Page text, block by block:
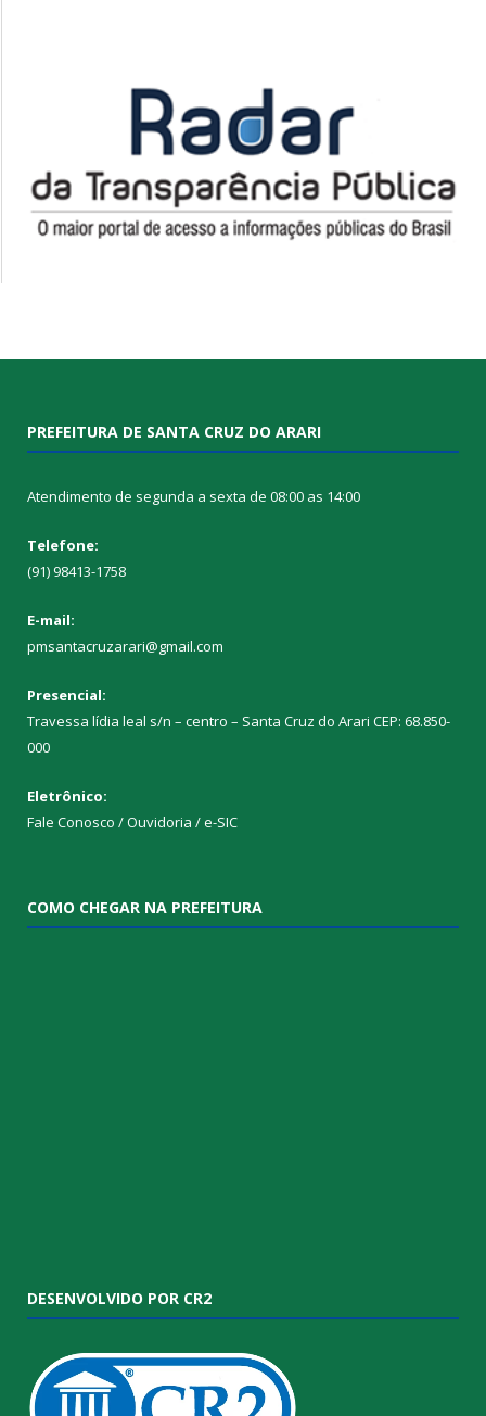
PREFEITURA DE SANTA CRUZ DO ARARI
Atendimento de segunda a sexta de 08:00 as 14:00
Telefone:
(91) 98413-1758
E-mail:
pmsantacruzarari@gmail.com
Presencial:
Travessa lídia leal s/n – centro – Santa Cruz do Arari CEP: 68.850-
000
Eletrônico:
Fale Conosco / Ouvidoria / e-SIC
COMO CHEGAR NA PREFEITURA
DESENVOLVIDO POR CR2